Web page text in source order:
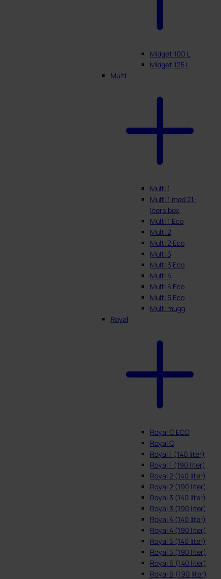
Midget 100 L
Midget 125 L
Multi
Multi 1
Multi 1 med 21-
liters box
Multi 1 Eco
Multi 2
Multi 2 Eco
Multi 3
Multi 3 Eco
Multi 4
Multi 4 Eco
Multi 5 Eco
Multi mugg
Royal
Royal C ECO
Royal C
Royal 1 (140 liter)
Royal 1 (190 liter)
Royal 2 (140 liter)
Royal 2 (190 liter)
Royal 3 (140 liter)
Royal 3 (190 liter)
Royal 4 (140 liter)
Royal 4 (190 liter)
Royal 5 (140 liter)
Royal 5 (190 liter)
Royal 6 (140 liter)
Royal 6 (190 liter)